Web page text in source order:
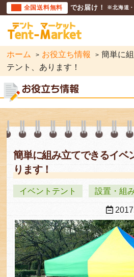
全国送料無料 でお届け！ ※北海道・
ホーム お役立ち情報
簡単に
テント、あります！
簡単に組み立てできるイベ
ります！
イベントテント 設置・組